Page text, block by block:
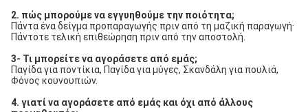
2. πώς μπορούμε να εγγυηθούμε την ποιότητα;
Πάντα ένα δείγμα προπαραγωγής πριν από τη μαζική παραγωγή·
Πάντοτε τελική επιθεώρηση πριν από την αποστολή.
3- Τι μπορείτε να αγοράσετε από εμάς;
Παγίδα για ποντίκια, Παγίδα για μύγες, Σκανδάλη για πουλιά,
Φόνος κουνουπιών.
4. γιατί να αγοράσετε από εμάς και όχι από άλλους